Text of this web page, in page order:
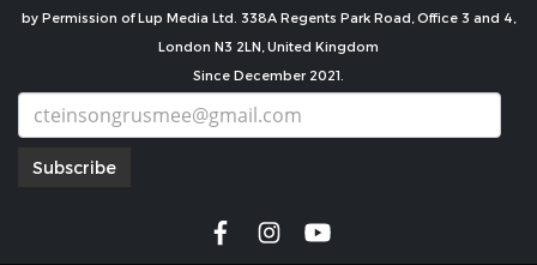
by Permission of Lup Media Ltd. 338A Regents Park Road, Office 3 and 4,
London N3 2LN, United Kingdom
Since December 2021.
Subscribe